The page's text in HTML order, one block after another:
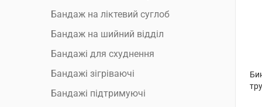
Бандаж на ліктевий суглоб
Бандаж на шийний відділ
Бандажі для схуднення
Бандажі зігріваючі
Бандажі підтримуючі